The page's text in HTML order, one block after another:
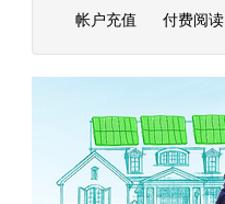
帐户充值 付费阅读